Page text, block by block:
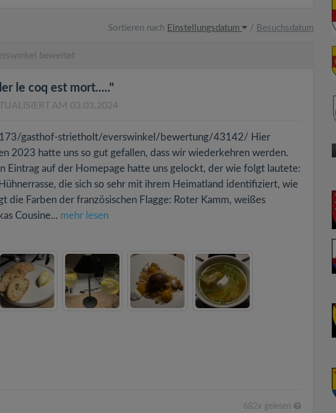
Sortieren nach Einstellungsdatum / Besuchsdatum
bewertet
le coq est mort....."
AM 03.03.2024
gasthof-strietholt/everswinkel/bewertung/43142/ Hier
2023 hatte uns so gut gefallen, dass wir wiederkehren werden.
Eintrag auf der Homepage hatte uns gelockt, der wie folgt lautete:
die sich so sehr mit ihrem Heimatland identifiziert, wie
die Farben der französischen Flagge: Roter Kamm, weißes
Cousine... mehr lesen
682x gelesen